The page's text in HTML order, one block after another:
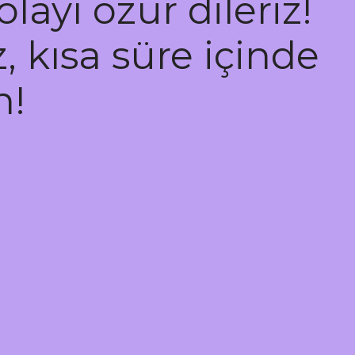
özür dileriz!
kısa süre içinde